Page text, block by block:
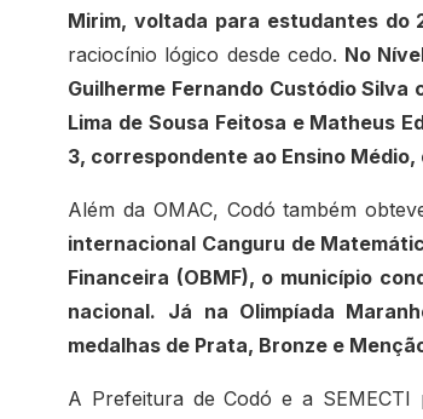
Mirim, voltada para estudantes do
raciocínio lógico desde cedo. No
Guilherme Fernando Custódio
Lima de Sousa Feitosa e Matheus
3, correspondente ao Ensino
Além da OMAC, Codó também
internacional Canguru de
Financeira (OBMF), o município
nacional. Já na Olimpíada
medalhas de Prata, Bronze e
A Prefeitura de Codó e a SEMECTI